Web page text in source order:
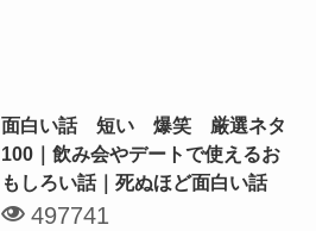
面白い話 短い 爆笑 厳選ネタ
100｜飲み会やデートで使えるお
もしろい話｜死ぬほど面白い話
497741